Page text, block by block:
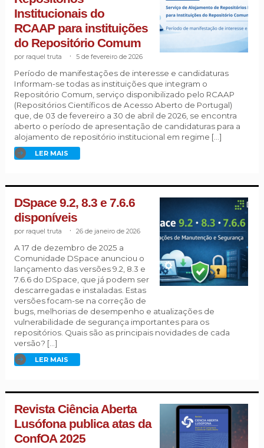
Institucionais do
RCAAP para instituições
do Repositório Comum
raquel truta 5 de fevereiro de 2026
Período de manifestações de interesse e candidaturas
Informam-se todas as instituições que integram o
Repositório Comum, serviço disponibilizado pelo RCAAP
(Repositórios Científicos de Acesso Aberto de Portugal)
que, de 03 de fevereiro a 30 de abril de 2026, se encontra
aberto o período de apresentação de candidaturas para a
alojamento de repositório institucional em regime […]
LER MAIS
DSpace 9.2, 8.3 e 7.6.6
disponíveis
raquel truta 26 de janeiro de 2026
A 17 de dezembro de 2025 a
Comunidade DSpace anunciou o
lançamento das versões 9.2, 8.3 e
7.6.6 do DSpace, que já podem ser
descarregadas e instaladas. Estas
versões focam-se na correção de
bugs, melhorias de desempenho e atualizações de
vulnerabilidade de segurança importantes para os
repositórios. Quais são as principais novidades de cada
versão? […]
LER MAIS
Revista Ciência Aberta
Lusófona publica atas da
ConfOA 2025